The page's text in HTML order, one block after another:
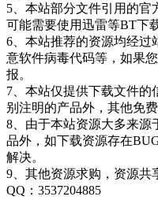
5、本站部分文件引用的官
可能需要使用迅雷等BT下
6、本站推荐的资源均经过
意软件病毒代码等，如果
报。
7、本站仅提供下载文件
别注明的产品外，其他免
8、由于本站资源大多来源
品外，如下载资源存在
解决。
9、其他资源求购，资源共
QQ：3537204885